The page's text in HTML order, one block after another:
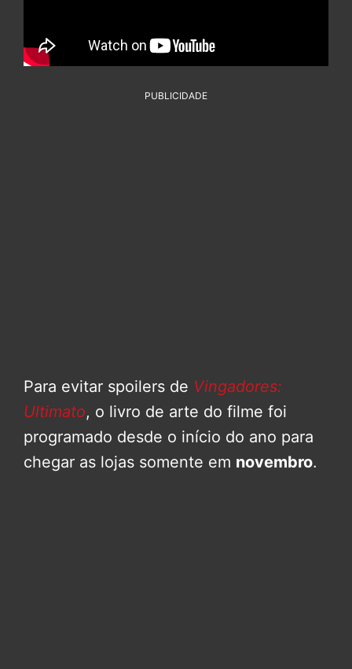
PUBLICIDADE
Para evitar spoilers de Vingadores:
Ultimato, o livro de arte do filme foi
programado desde o início do ano para
chegar as lojas somente em novembro.